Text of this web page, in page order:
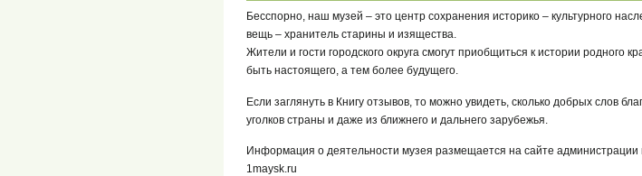
Бесспорно, наш музей – это центр сохранения историко – культурного
вещь – хранитель старины и изящества.
Жители и гости городского округа смогут приобщиться к истории
быть настоящего, а тем более будущего.
Если заглянуть в Книгу отзывов, то можно увидеть, сколько добрых слов
уголков страны и даже из ближнего и дальнего зарубежья.
Информация о деятельности музея размещается на сайте администрации
1maysk.ru